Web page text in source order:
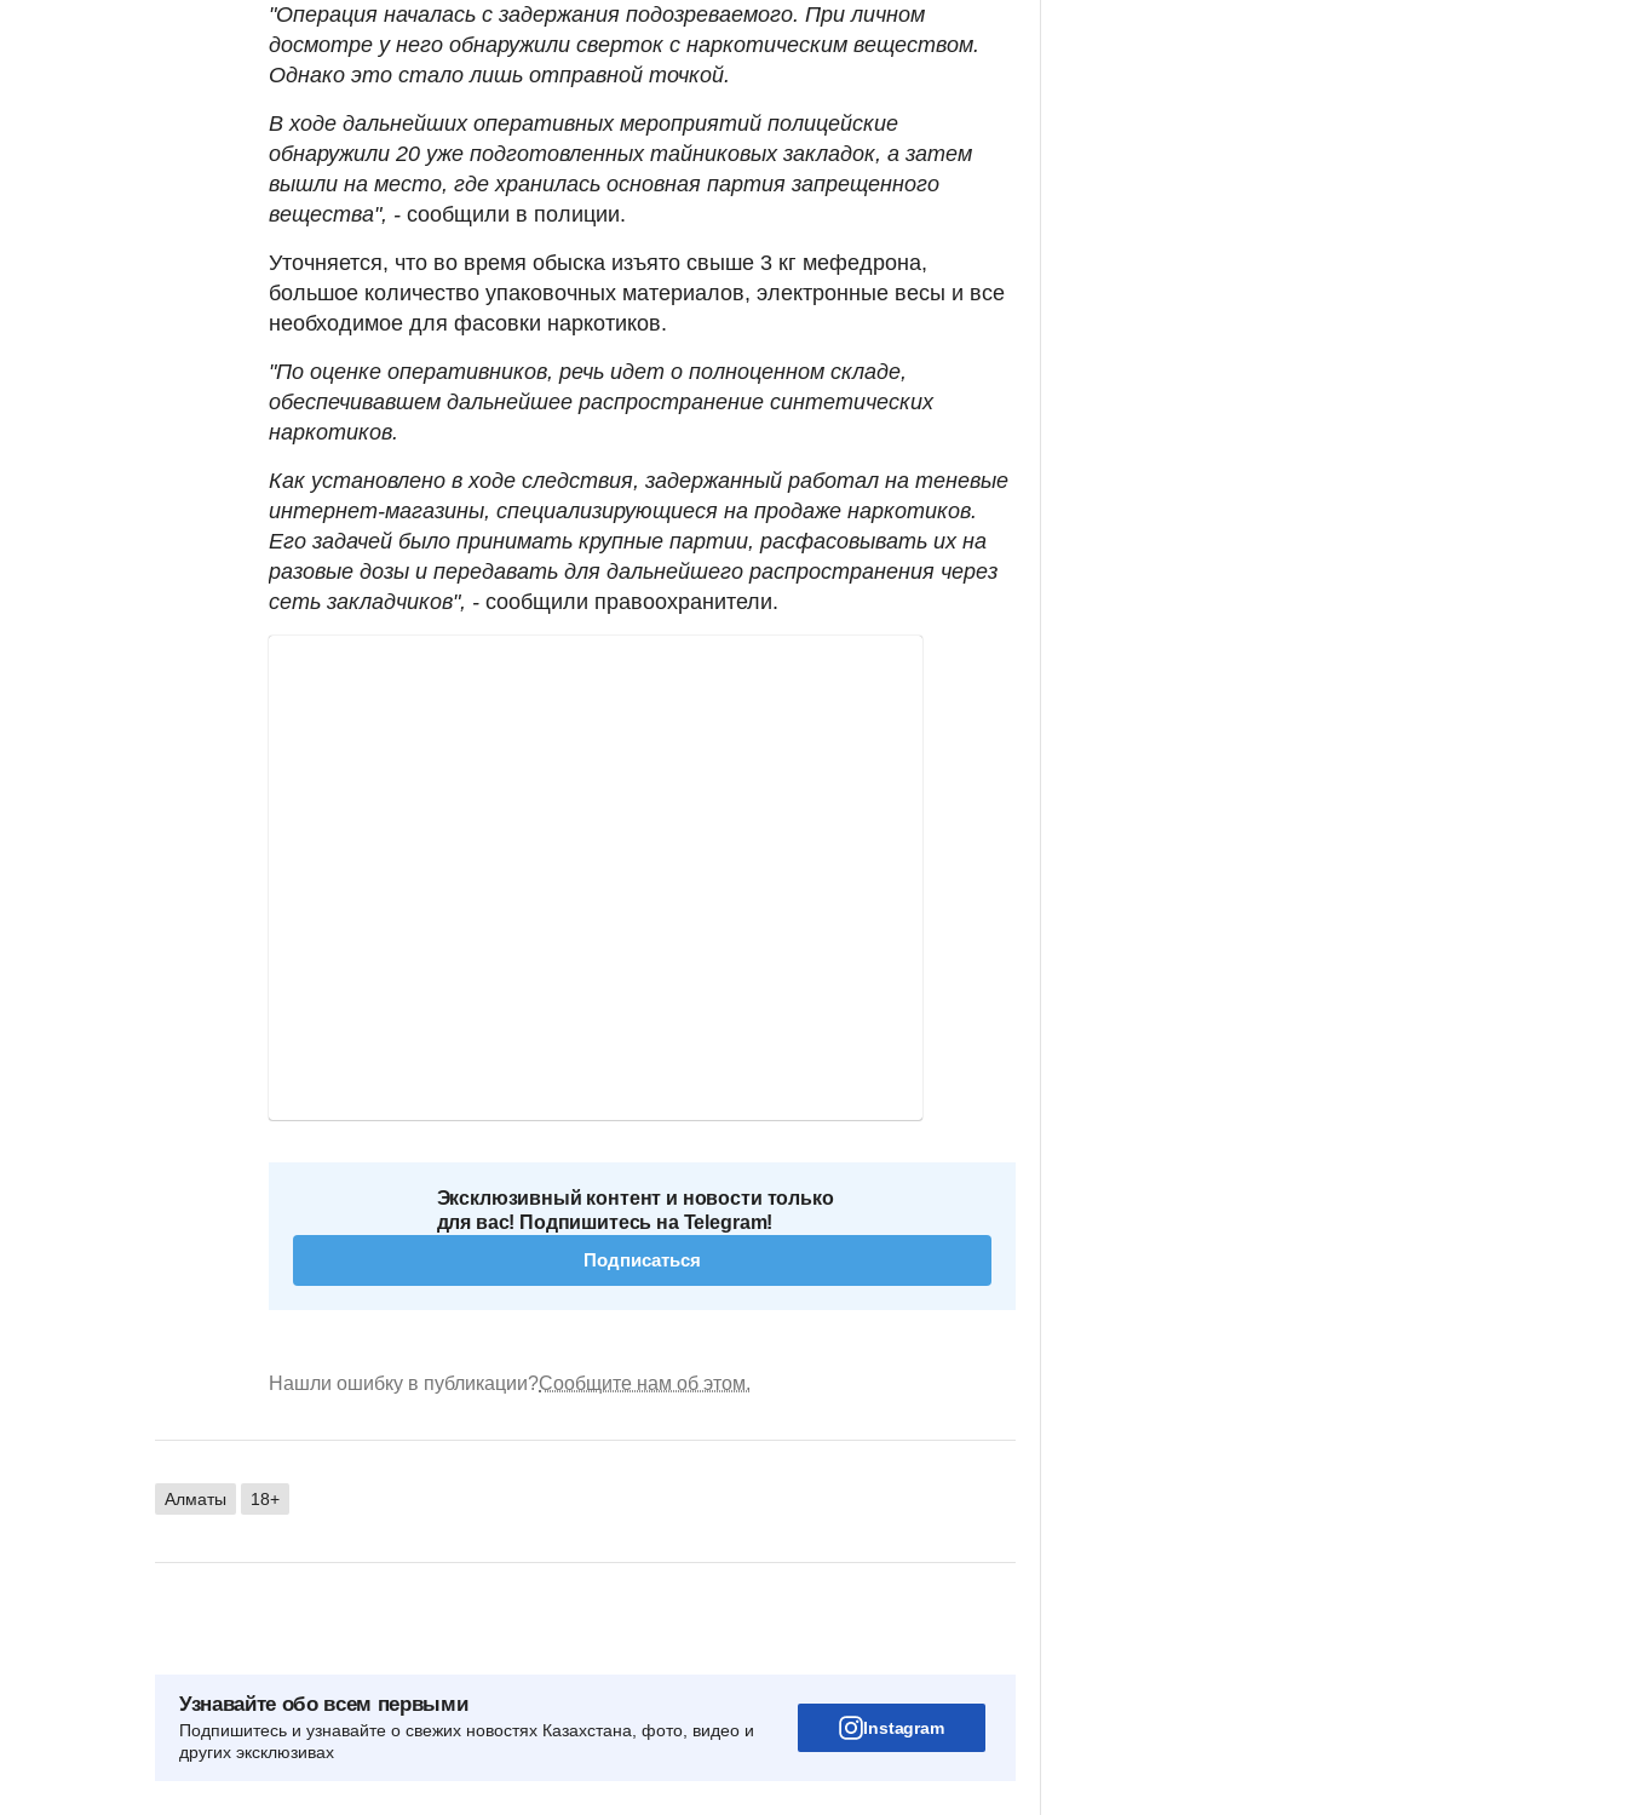
"Операция началась с задержания подозреваемого. При личном
досмотре у него обнаружили сверток с наркотическим веществом.
Однако это стало лишь отправной точкой.
В ходе дальнейших оперативных мероприятий полицейские
обнаружили 20 уже подготовленных тайниковых закладок, а затем
вышли на место, где хранилась основная партия запрещенного
вещества", - сообщили в полиции.
Уточняется, что во время обыска изъято свыше 3 кг мефедрона,
большое количество упаковочных материалов, электронные весы и все
необходимое для фасовки наркотиков.
"По оценке оперативников, речь идет о полноценном складе,
обеспечивавшем дальнейшее распространение синтетических
наркотиков.
Как установлено в ходе следствия, задержанный работал на теневые
интернет-магазины, специализирующиеся на продаже наркотиков.
Его задачей было принимать крупные партии, расфасовывать их на
разовые дозы и передавать для дальнейшего распространения через
сеть закладчиков", - сообщили правоохранители.
Эксклюзивный контент и новости только
для вас! Подпишитесь на Telegram!
Подписаться
Нашли ошибку в публикации?Сообщите нам об этом.
Алматы 18+
Узнавайте обо всем первыми
Подпишитесь и узнавайте о свежих новостях Казахстана, фото, видео и
других эксклюзивах
Instagram